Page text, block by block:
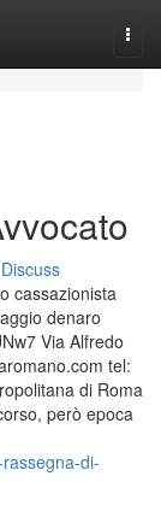
Discuss
cassazionista
denaro
Via Alfredo
tel:
di Roma
però epoca
di-